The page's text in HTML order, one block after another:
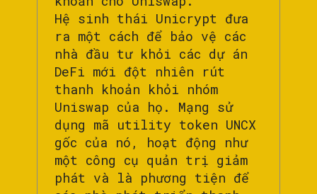
Hệ sinh thái Unicrypt đưa
ra một cách để bảo vệ các
nhà đầu tư khỏi các dự án
DeFi mới đột nhiên rút
thanh khoản khỏi nhóm
Uniswap của họ. Mạng sử
dụng mã utility token UNCX
gốc của nó, hoạt động như
một công cụ quản trị giảm
phát và là phương tiện để